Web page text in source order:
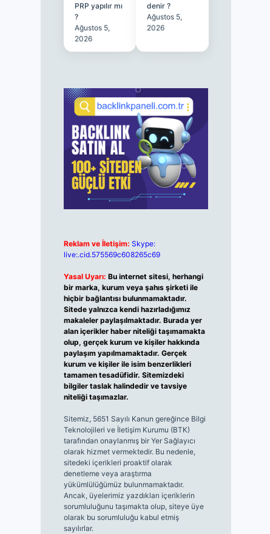
PRP yapılır mı
?
Ağustos 5,
2026
denir ?
Ağustos 5,
2026
Reklam ve İletişim: Skype:
live:.cid.575569c608265c69
Yasal Uyarı: Bu internet sitesi, herhangi
bir marka, kurum veya şahıs şirketi ile
hiçbir bağlantısı bulunmamaktadır.
Sitede yalnızca kendi hazırladığımız
makaleler paylaşılmaktadır. Burada yer
alan içerikler haber niteliği taşımamakta
olup, gerçek kurum ve kişiler hakkında
paylaşım yapılmamaktadır. Gerçek
kurum ve kişiler ile isim benzerlikleri
tamamen tesadüfidir. Sitemizdeki
bilgiler taslak halindedir ve tavsiye
niteliği taşımazlar.
Sitemiz, 5651 Sayılı Kanun gereğince Bilgi
Teknolojileri ve İletişim Kurumu (BTK)
tarafından onaylanmış bir Yer Sağlayıcı
olarak hizmet vermektedir. Bu nedenle,
sitedeki içerikleri proaktif olarak
denetleme veya araştırma
yükümlülüğümüz bulunmamaktadır.
Ancak, üyelerimiz yazdıkları içeriklerin
sorumluluğunu taşımakta olup, siteye üye
olarak bu sorumluluğu kabul etmiş
sayılırlar.